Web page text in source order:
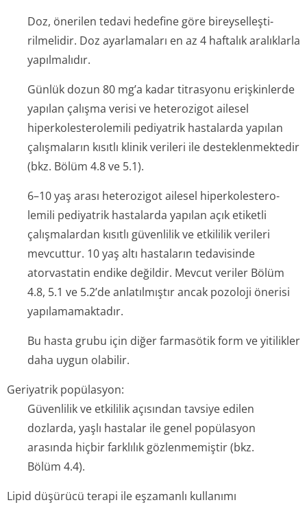
Doz, önerilen tedavi hedefine göre bireyselleşti­
rilmelidir. Doz ayarlamaları en az 4 haftalık aralıklarla
yapılmalıdır.
Günlük dozun 80 mg’a kadar titrasyonu erişkinlerde
yapılan çalışma verisi ve heterozigot ailesel
hiperkolestero­lemili pediyatrik hastalarda yapılan
çalışmaların kısıtlı klinik verileri ile desteklenmektedir
(bkz. Bölüm 4.8 ve 5.1).
6–10 yaş arası heterozigot ailesel hiperkolestero­
lemili pediyatrik hastalarda yapılan açık etiketli
çalışmalardan kısıtlı güvenlilik ve etkililik verileri
mevcuttur. 10 yaş altı hastaların tedavisinde
atorvastatin endike değildir. Mevcut veriler Bölüm
4.8, 5.1 ve 5.2’de anlatılmıştır ancak pozoloji önerisi
yapılamamaktadır.
Bu hasta grubu için diğer farmasötik form ve yitilikler
daha uygun olabilir.
Geriyatrik popülasyon:
Güvenlilik ve etkililik açısından tavsiye edilen
dozlarda, yaşlı hastalar ile genel popülasyon
arasında hiçbir farklılık gözlenmemiştir (bkz.
Bölüm 4.4).
Lipid düşürücü terapi ile eşzamanlı kullanımı